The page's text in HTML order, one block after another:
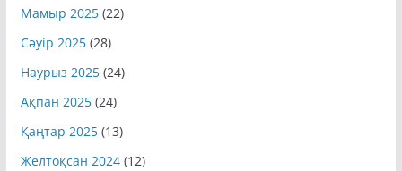
Мамыр 2025(22)
Сәуір 2025(28)
Наурыз 2025(24)
Ақпан 2025(24)
Қаңтар 2025(13)